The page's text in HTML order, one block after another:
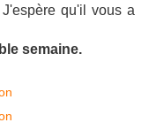
qu'il vous a
semaine.